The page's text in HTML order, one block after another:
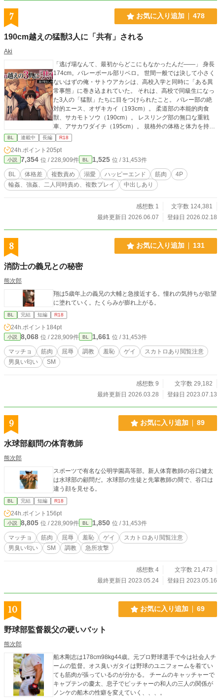
7 お気に入り追加 478
190cm越えの猛獣3人に「共有」される
Aki
「逃げ場なんて、最初からどこにもなかったんだ――」 身長
174cm。バレーボール部リベロ。 世間一般では決して小さく
ないはずの俺・サトウアカシは、高校入学と同時に「ある異
常事態」に巻き込まれていた。 それは、高校で同級生になっ
た3人の「猛獣」たちに目をつけられたこと。 バレー部の絶
対的エース、オザキカイ（193cm）。 柔道部の本能的肉食
獣、サカモトソウ（190cm）。 レスリング部の無口な重戦
車、アサカワダイチ（195cm）。 規格外の体格と体力を持つ
彼らは、ある日、とんでもない「協定」を結んだ。 『誰か一
人が抜け駆けするのはナシだ』 『喧嘩になるからな』 『……
だから、3人で仲良く使うことにした』 「共有（シェア）」
その言葉の意味を理解する間もなく、俺の日常は彼らの重
く、熱く、歪んだ愛に塗り潰されていく。 放課後の廃校舎、
部活遠征先のホテル、そして逃げ場のない週末の自宅……。
1人でも太刀打ちできない相手が、3人掛かりで俺を貪り尽く
「俺のでガバガバになった後は、アイツらのも入りやすいだ
ろ？」 「……逃がさない。骨の髄まで、俺たちのモンだ」 拒
の檻」。 これは、規格外のスパダリ3人に愛されすぎた俺
が、身も心も彼らに開発され、とろとろに溶かされていくま
バレー部・リベロ） 筋肉質で引き締まった身体を持つが、周
れ、感度がバグり始めている。 ●攻1：オザキ カイ（193cm /
バレー部・エース） 【属性：爽やか王子（偽）×執着×リーダ
ー】 表向きは学校のアイドル的存在だが、中身は一番ドス黒
した張本人。笑顔で退路を断つタイプ。 ●攻2：サカモト ソウ
（190cm / 柔道部・重量級） 【属性：本能×享楽的×触りたが
り】 「技の練習」と称してアカシに寝技をかけるのが趣味。
3人の中で最もテクニシャンで、アカシの性感帯を熟知してい
る。手加減を知らない肉食獣。 ●攻3：アサカワ ダイチ（19
級×一途】 言葉より行動で示すタイプ。その巨体とパワーは
圧倒的で一度だきしめたら離さない。 見た目に反してアカシ
BL 連載中 長編 R18
24h.ポイント 205pt
小説 7,354 位 / 228,909件 BL 1,525 位 / 31,453件
BL 体格差 複数責め 溺愛 ハッピーエンド 筋肉
4P
輪姦、強姦、二人同時責め、複数プレイ
中出しあり
感想数 1
文字数 124,381
最終更新日 2026.06.07
登録日 2026.02.18
8 お気に入り追加 131
消防士の義兄との秘密
熊次郎
翔は5歳年上の義兄の大輔と急接近する。憧れの気持ちが欲望
に塗れていく。たくらみが膨れ上がる。
BL 完結 短編 R18
24h.ポイント 184pt
小説 8,068 位 / 228,909件 BL 1,661 位 / 31,453件
マッチョ 筋肉 屈辱 調教 羞恥 ゲイ
スカトロあり閲覧注意
男臭い匂い
SM
感想数 9
文字数 29,182
最終更新日 2026.03.28
登録日 2023.07.13
9 お気に入り追加 89
水球部顧問の体育教師
熊次郎
スポーツで有名な公明学園高等部。新人体育教師の谷口健太
は水球部の顧問だ。水球部の生徒と先輩教師の間で、谷口は
違う顔を見せる。
BL 完結 短編 R18
24h.ポイント 156pt
小説 8,805 位 / 228,909件 BL 1,850 位 / 31,453件
マッチョ 筋肉 屈辱 羞恥 ゲイ
スカトロあり閲覧注意
男臭い匂い
SM 調教 急所攻撃
感想数 4
文字数 21,473
最終更新日 2023.05.24
登録日 2023.05.16
10 お気に入り追加 69
野球部監督親父の硬いバット
熊次郎
船木剛志は178cm98kg44歳。元プロ野球選手で今は社会人チ
ームの監督。オス臭いガタイは野球のユニフォームを着てい
ても筋肉が張っているのが分かる。 チームのキャッチャーで
キャプテンの慶太、息子でピッチャーの和人の三人の関係が
ノンケの船木の性癖を変えていく、、、。